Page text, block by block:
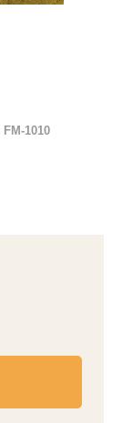
FM-1010